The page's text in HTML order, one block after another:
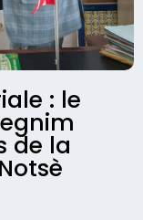
: le
de la